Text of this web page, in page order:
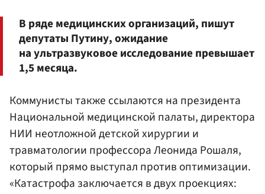
В ряде медицинских организаций, пишут
депутаты Путину, ожидание
на ультразвуковое исследование превышает
1,5 месяца.
Коммунисты также ссылаются на президента
Национальной медицинской палаты, директора
НИИ неотложной детской хирургии и
травматологии профессора Леонида Рошаля,
который прямо выступал против оптимизации.
«Катастрофа заключается в двух проекциях: